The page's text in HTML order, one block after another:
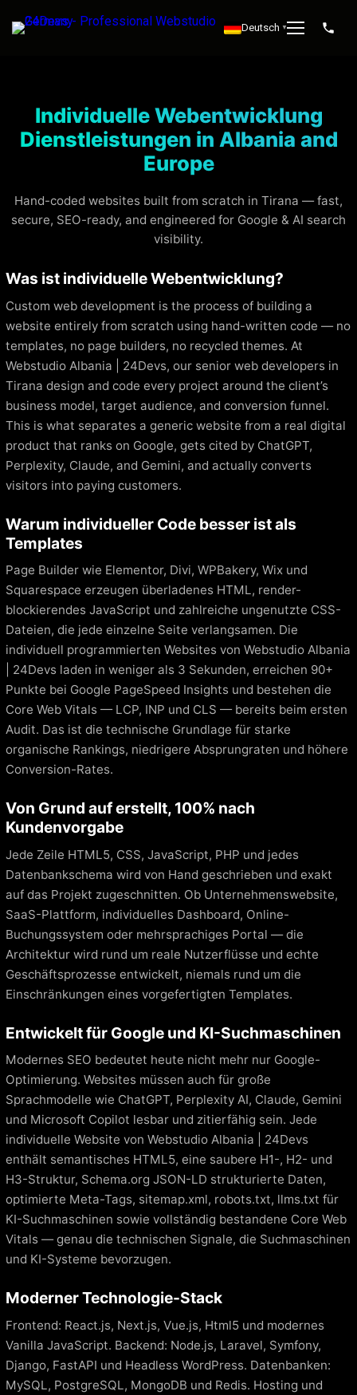
Deutsch ▼
Individuelle Webentwicklung
Dienstleistungen in Albania and
Europe
Hand-coded websites built from scratch in Tirana — fast,
secure, SEO-ready, and engineered for Google & AI search
visibility.
Was ist individuelle Webentwicklung?
Custom web development is the process of building a
website entirely from scratch using hand-written code — no
templates, no page builders, no recycled themes. At
Webstudio Albania | 24Devs, our senior web developers in
Tirana design and code every project around the client’s
business model, target audience, and conversion funnel.
This is what separates a generic website from a real digital
product that ranks on Google, gets cited by ChatGPT,
Perplexity, Claude, and Gemini, and actually converts
visitors into paying customers.
Warum individueller Code besser ist als
Templates
Page Builder wie Elementor, Divi, WPBakery, Wix und
Squarespace erzeugen überladenes HTML, render-
blockierendes JavaScript und zahlreiche ungenutzte CSS-
Dateien, die jede einzelne Seite verlangsamen. Die
individuell programmierten Websites von Webstudio Albania
| 24Devs laden in weniger als 3 Sekunden, erreichen 90+
Punkte bei Google PageSpeed Insights und bestehen die
Core Web Vitals — LCP, INP und CLS — bereits beim ersten
Audit. Das ist die technische Grundlage für starke
organische Rankings, niedrigere Absprungraten und höhere
Conversion-Rates.
Von Grund auf erstellt, 100% nach
Kundenvorgabe
Jede Zeile HTML5, CSS, JavaScript, PHP und jedes
Datenbankschema wird von Hand geschrieben und exakt
auf das Projekt zugeschnitten. Ob Unternehmenswebsite,
SaaS-Plattform, individuelles Dashboard, Online-
Buchungssystem oder mehrsprachiges Portal — die
Architektur wird rund um reale Nutzerflüsse und echte
Geschäftsprozesse entwickelt, niemals rund um die
Einschränkungen eines vorgefertigten Templates.
Entwickelt für Google und KI-Suchmaschinen
Modernes SEO bedeutet heute nicht mehr nur Google-
Optimierung. Websites müssen auch für große
Sprachmodelle wie ChatGPT, Perplexity AI, Claude, Gemini
und Microsoft Copilot lesbar und zitierfähig sein. Jede
individuelle Website von Webstudio Albania | 24Devs
enthält semantisches HTML5, eine saubere H1-, H2- und
H3-Struktur, Schema.org JSON-LD strukturierte Daten,
optimierte Meta-Tags, sitemap.xml, robots.txt, llms.txt für
KI-Suchmaschinen sowie vollständig bestandene Core Web
Vitals — genau die technischen Signale, die Suchmaschinen
und KI-Systeme bevorzugen.
Moderner Technologie-Stack
Frontend: React.js, Next.js, Vue.js, Html5 und modernes
Vanilla JavaScript. Backend: Node.js, Laravel, Symfony,
Django, FastAPI und Headless WordPress. Datenbanken:
MySQL, PostgreSQL, MongoDB und Redis. Hosting und